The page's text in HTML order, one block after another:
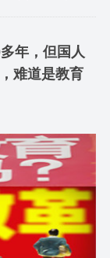
年，但国人
难道是教育